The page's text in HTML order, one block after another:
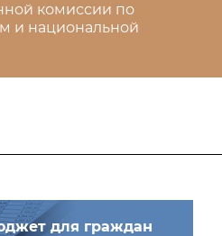
комиссии по
и национальной
для граждан